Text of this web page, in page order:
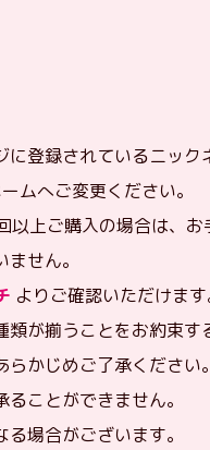
登録されているニック
ムへご変更ください。
上ご購入の場合は、お
せん。
よりご確認いただけます
が揃うことをお約束す
かじめご了承ください。
ことができません。
場合がございます。